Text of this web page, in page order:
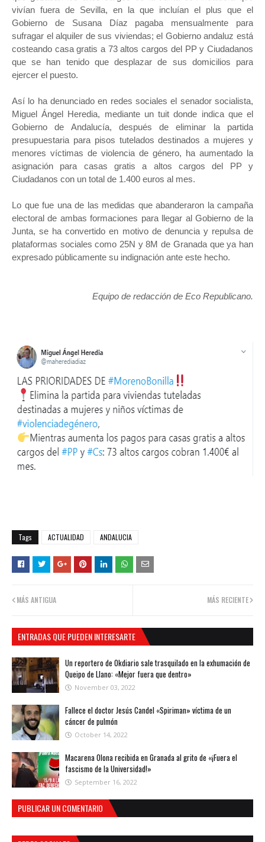
vivían fuera de Sevilla, en la que incluían el plus que el
Gobierno de Susana Díaz pagaba mensualmente para
sufragar el alquiler de sus viviendas; el Gobierno andaluz está
costeando casa gratis a 73 altos cargos del PP y Ciudadanos
que se han tenido que desplazar de sus domicilios para
ejercer el puesto.
Así lo ha denunciado en redes sociales el senador socialista,
Miguel Ángel Heredia, mediante un tuit donde indica que el
Gobierno de Andalucía, después de eliminar la partida
presupuestaria para pisos tutelados destinados a mujeres y
menores víctimas de violencia de género, ha aumentado la
asignación para casas gratis a altos cargos del PP y
Ciudadanos con un total de 1.400 euros al mes.
Lo que fue una de las medidas que abanderaron la campaña
electoral de ambas formaciones para llegar al Gobierno de la
Junta, se ha convertido en motivo de denuncia y repulsa de
plataformas sociales como 25N y 8M de Granada que ya han
expresado públicamente su indignación ante este hecho.
Equipo de redacción de Eco Republicano.
Tags ACTUALIDAD ANDALUCIA
MÁS RECIENTE
MÁS ANTIGUA
ENTRADAS QUE PUEDEN INTERESARTE
Un reportero de Okdiario sale trasquilado en la exhumación de
Queipo de Llano: «Mejor fuera que dentro»
November 03, 2022
Fallece el doctor Jesús Candel «Spiriman» víctima de un
cáncer de pulmón
October 14, 2022
Macarena Olona recibida en Granada al grito de «¡Fuera el
fascismo de la Universidad!»
September 16, 2022
PUBLICAR UN COMENTARIO